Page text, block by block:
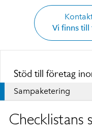
Vi finns
Stöd till företag
Sampaketering
Checklistans